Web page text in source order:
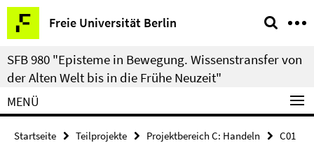
Springe
direkt
zu
Inhalt
Freie Universität Berlin
Service-
Navigation
SFB 980 "Episteme in Bewegung. Wissenstransfer von
der Alten Welt bis in die Frühe Neuzeit"
MENÜ
Startseite Teilprojekte Projektbereich C: Handeln
C01